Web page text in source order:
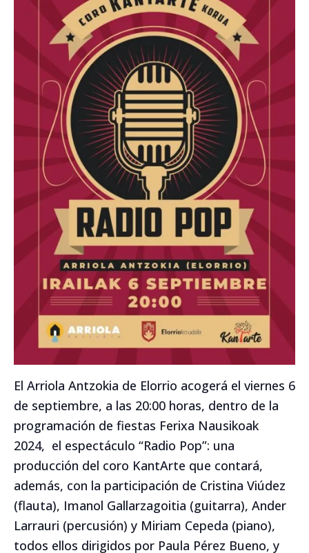
El Arriola Antzokia de Elorrio acogerá el viernes 6
de septiembre, a las 20:00 horas, dentro de la
programación de fiestas Ferixa Nausikoak
2024, el espectáculo “Radio Pop”: una
producción del coro KantArte que contará,
además, con la participación de Cristina Viúdez
(flauta), Imanol Gallarzagoitia (guitarra), Ander
Larrauri (percusión) y Miriam Cepeda (piano),
todos ellos dirigidos por Paula Pérez Bueno, y